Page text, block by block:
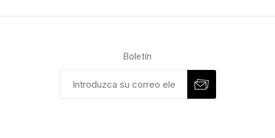
Boletín